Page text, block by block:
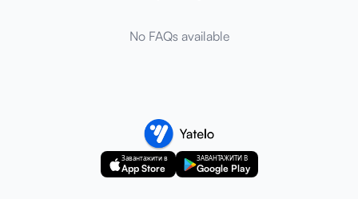
No FAQs available
Завантажити в
App Store
ЗАВАНТАЖИТИ В
Google Play